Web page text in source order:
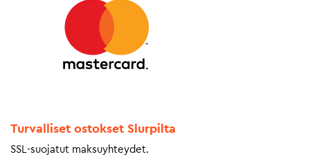
Turvalliset ostokset Slurpilta
SSL-suojatut maksuyhteydet.